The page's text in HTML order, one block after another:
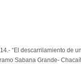
“El descarrilamiento de
Sabana Grande-